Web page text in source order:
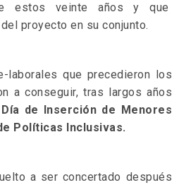
estos veinte años y que
proyecto en su conjunto.
laborales que precedieron los
a conseguir, tras largos años
de Inserción de Menores
Políticas Inclusivas.
a ser concertado después